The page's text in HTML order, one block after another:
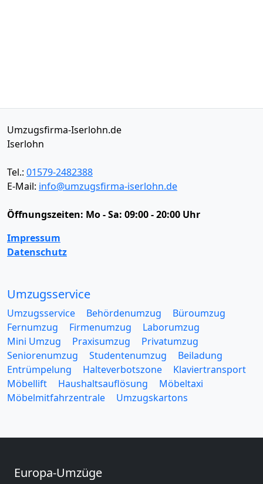
Umzugsfirma-Iserlohn.de
Iserlohn
Tel.: 01579-2482388
E-Mail: info@umzugsfirma-iserlohn.de
Öffnungszeiten: Mo - Sa: 09:00 - 20:00 Uhr
Impressum
Datenschutz
Umzugsservice
Umzugsservice Behördenumzug
Büroumzug
Fernumzug
Firmenumzug
Laborumzug
Mini Umzug
Praxisumzug
Privatumzug
Seniorenumzug
Studentenumzug
Beiladung
Entrümpelung
Halteverbotszone
Klaviertransport
Möbellift
Haushaltsauflösung
Möbeltaxi
Möbelmitfahrzentrale
Umzugskartons
Europa-Umzüge